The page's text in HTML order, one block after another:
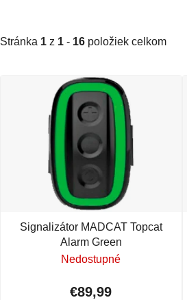
Stránka 1 z 1 - 16 položiek celkom
Výpis produktov
Signalizátor MADCAT Topcat
Alarm Green
Nedostupné
€89,99